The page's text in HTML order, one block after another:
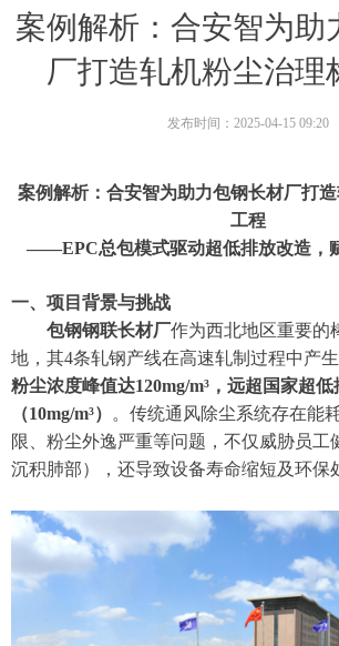
案例解析：合安智为助
厂打造轧机粉尘治理
案例解析：合安智为助力包钢长材厂打
工程
——EPC总包模式驱动超低排放改造，
一、项目背景与挑战
包钢钢联长材厂作为西北地区重要的
地，其4条轧钢产线在高速轧制过程中产生
粉尘浓度峰值达120mg/m³，远超国家超
（10mg/m³）
。传统通风除尘系统存在能
限、粉尘外逸严重等问题，不仅威胁员工
沉积肺部），还导致设备寿命缩短及环保
发布时间： 2025-04-15 09:20